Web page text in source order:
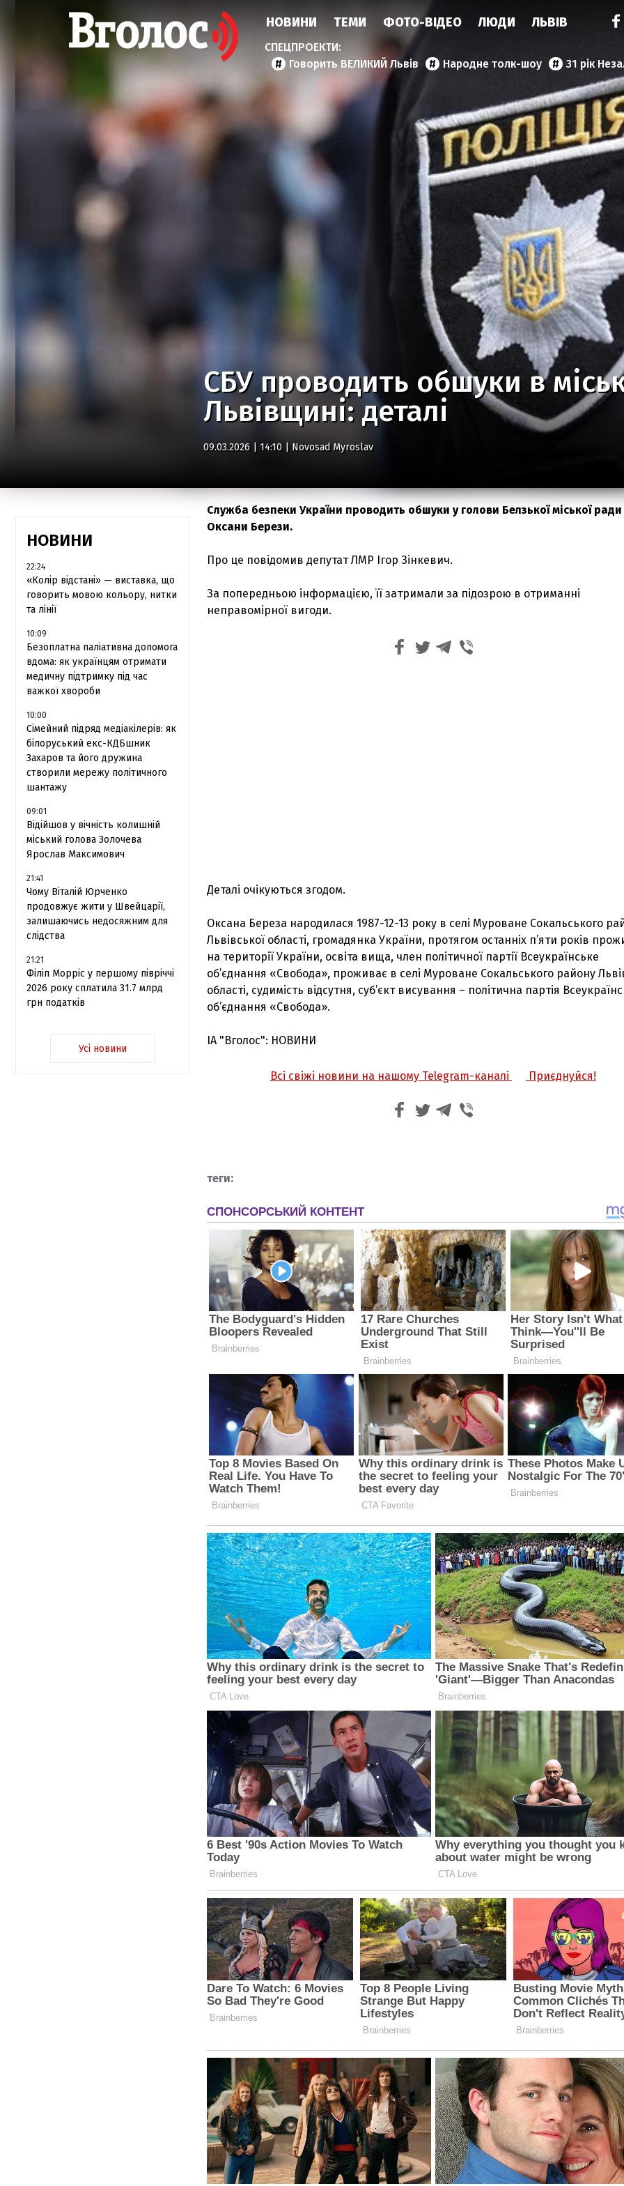
НОВИНИ ТЕМИ ФОТО-ВІДЕО ЛЮДИ ЛЬВІВ
Говорить ВЕЛИКИЙ Львів Народне толк-шоу 31 рік
СБУ проводить обшуки в
Львівщині: деталі
09.03.2026 | 14:10 | Novosad Myroslav
НОВИНИ
22:24
«Колір відстані» — виставка, що
говорить мовою кольору, нитки
та лінії
10:09
Безоплатна паліативна допомога
вдома: як українцям отримати
медичну підтримку під час
важкої хвороби
10:00
Сімейний підряд медіакілерів: як
білоруський екс-КДБшник
Захаров та його дружина
створили мережу політичного
шантажу
09:01
Відійшов у вічність колишній
міський голова Золочева
Ярослав Максимович
21:41
Чому Віталій Юрченко
продовжує жити у Швейцарії,
залишаючись недосяжним для
слідства
21:21
Філіп Морріс у першому півріччі
2026 року сплатила 31.7 млрд
грн податків
Усі новини
Служба безпеки України проводить обшуки у голови Белзької міської ради
Оксани Берези.
Про це повідомив депутат ЛМР Ігор Зінкевич.
За попередньою інформацією, її затримали за підозрою в отриманні
неправомірної вигоди.
Деталі очікуються згодом.
Оксана Береза народилася 1987-12-13 року в селі Муроване Сокальського
Львівської області, громадянка України, протягом останніх п’яти років
на території України, освіта вища, член політичної партії Всеукраїнське
об’єднання «Свобода», проживає в селі Муроване Сокальського району
області, судимість відсутня, суб’єкт висування – політична партія
об’єднання «Свобода».
ІА "Вголос": НОВИНИ
Всі свіжі новини на нашому Telegram-каналі Приєднуйся!
З'явилося відео знищеного ворожого